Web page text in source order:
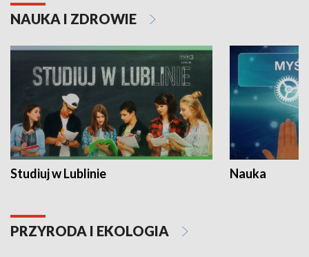
NAUKA I ZDROWIE
Studiuj w Lublinie Nauka
PRZYRODA I EKOLOGIA